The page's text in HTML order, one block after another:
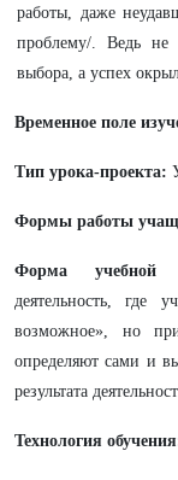
работы, даже
проблему/. Ведь не
выбора, а успех
Временное поле
Тип урока-проекта:
Формы работы
Форма учебной
деятельность, где
возможное», но
определяют сами и
результата
Технология